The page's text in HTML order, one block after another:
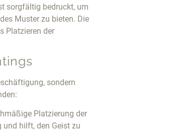
sorgfältig bedruckt, um
Muster zu bieten. Die
Platzieren der
sondern
Platzierung der
und hilft, den Geist zu